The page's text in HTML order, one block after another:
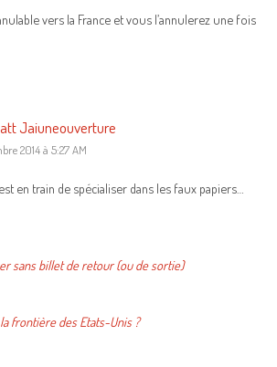
vers la France et vous l’annulerez une fois
Jaiuneouverture
2014 à 5:27 AM
en train de spécialiser dans les faux papiers…
sans billet de retour (ou de sortie)
frontière des Etats-Unis ?